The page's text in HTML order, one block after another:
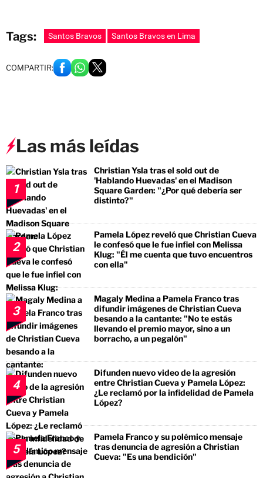
Tags: Santos Bravos Santos Bravos en Lima
COMPARTIR:
Las más leídas
1
Christian Ysla tras el sold out de
'Hablando Huevadas' en el Madison
Square Garden: "¿Por qué debería ser
distinto?"
2
Pamela López reveló que Christian Cueva
le confesó que le fue infiel con Melissa
Klug: "Él me cuenta que tuvo encuentros
con ella"
3
Magaly Medina a Pamela Franco tras
difundir imágenes de Christian Cueva
besando a la cantante: "No te estás
llevando el premio mayor, sino a un
borracho, a un pegalón"
4
Difunden nuevo video de la agresión
entre Christian Cueva y Pamela López:
¿Le reclamó por la infidelidad de Pamela
López?
5
Pamela Franco y su polémico mensaje
tras denuncia de agresión a Christian
Cueva: "Es una bendición"